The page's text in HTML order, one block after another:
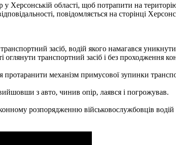
області, щоб потрапити на
повідомляється на сторінці
засіб, водій якого намагався
транспортний засіб і без проходження
механізм примусової зупинки
з авто, чинив опір, лаявся і погрожував.
розпорядженню військовослужбовців водій